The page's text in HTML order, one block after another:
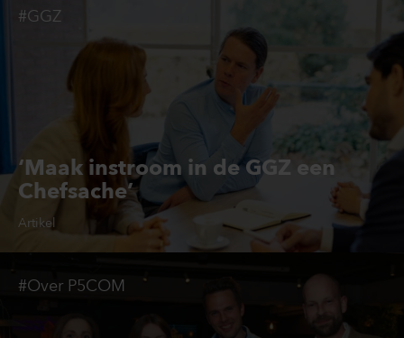
‘Maak instroom in de GGZ een
Chefsache’
Artikel
#GGZ
#Over P5COM